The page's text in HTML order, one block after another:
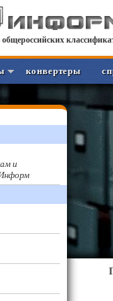
конвертеры
и